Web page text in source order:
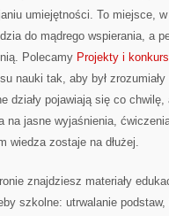
umiejętności. To miejsce,
do mądrego wspierania, a
Polecamy Projekty i
nauki tak, aby był
działy pojawiają się co
na jasne wyjaśnienia,
wiedza zostaje na dłużej.
znajdziesz materiały
szkolne: utrwalanie